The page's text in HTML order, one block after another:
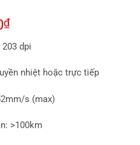
₫
dpi
nhiệt hoặc trực tiếp
s (max)
>100km